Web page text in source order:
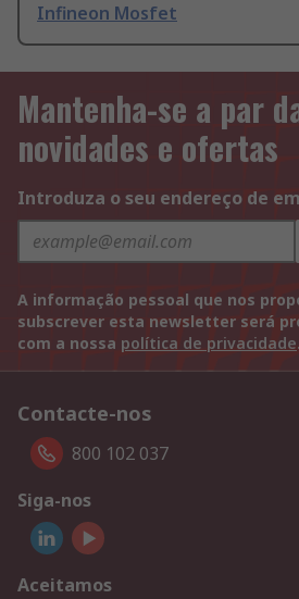
Infineon Mosfet
Mantenha-se a par
novidades e ofertas
Introduza o seu endereço de
A informação pessoal que nos
subscrever esta newsletter será
com a nossa política de privacidade.
Contacte-nos
800 102 037
Siga-nos
Aceitamos